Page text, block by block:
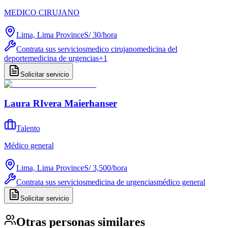
MEDICO CIRUJANO
Lima, Lima ProvinceS/ 30/hora
Contrata sus serviciosmedico cirujanomedicina del
deportemedicina de urgencias+1
Solicitar servicio
Laura RIvera Maierhanser
Talento
Médico general
Lima, Lima ProvinceS/ 3,500/hora
Contrata sus serviciosmedicina de urgenciasmédico general
Solicitar servicio
Otras personas similares